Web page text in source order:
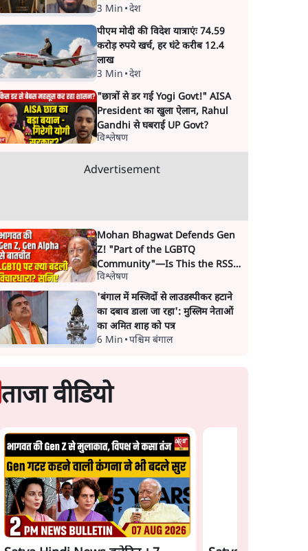
3 Min •देश
पीएम मोदी की विदेश यात्राएंः 74.59
करोड़ रुपये खर्च, हर घंटे करीब 12.4
लाख
3 Min •देश
"छात्रों से डर गई Yogi Govt!" AISA
President का खुला ऐलान, Rahul
Gandhi से घबराई UP Govt?
विश्लेषण
Advertisement
Mohan Bhagwat Defends Gen
Z! "Part of the LGBTQ
Community"—Is This the RSS's
New Move?
विश्लेषण
'बंगाल में मस्जिदों से लाउडस्पीकर हटाने
का दबाव डाला जा रहा': मुस्लिम नेताओं
का अमित शाह को पत्र
6 Min •पश्चिम बंगाल
ताजा वीडियो